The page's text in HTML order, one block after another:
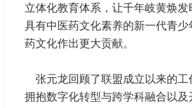
立体化教育体系，让千年岐黄焕
具有中医药文化素养的新一代青少
药文化作出更大贡献。
张元龙回顾了联盟成立以来的工
拥抱数字化转型与跨学科融合以及